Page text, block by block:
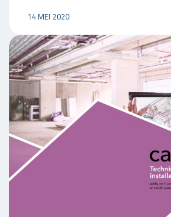
14 MEI 2020